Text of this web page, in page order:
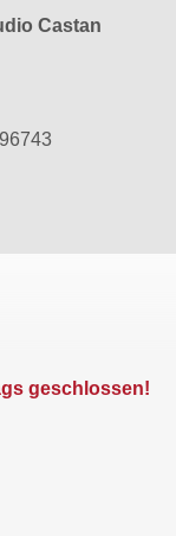
Castan
geschlossen!